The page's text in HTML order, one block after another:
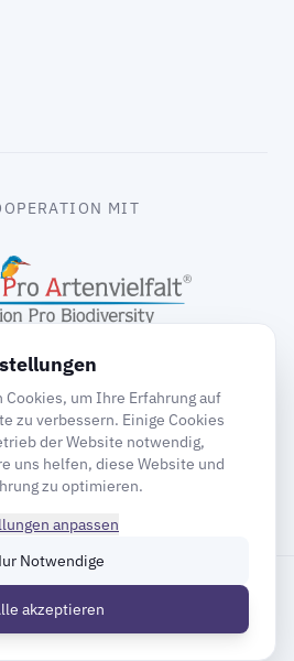
MIT
für Mauersegler e.V.
Cookies, um Ihre Erfahrung auf
zu verbessern. Einige Cookies
der Website notwendig,
uns helfen, diese Website und
zu optimieren.
anpassen
Notwendige
akzeptieren